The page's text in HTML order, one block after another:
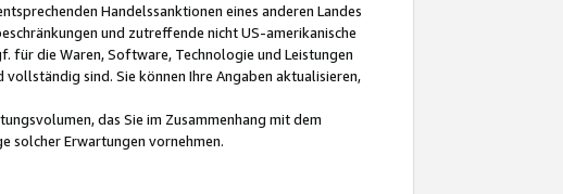
Handelssanktionen eines anderen Landes
und zutreffende nicht US-amerikanische
für die Waren, Software, Technologie und Leistungen
sind. Sie können Ihre Angaben aktualisieren,
das Sie im Zusammenhang mit dem
solcher Erwartungen vornehmen.